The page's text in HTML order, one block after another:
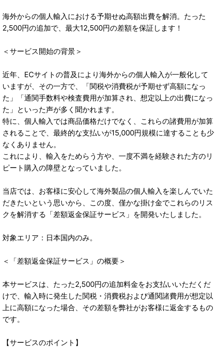
海外からの個人輸入における予期せぬ高額出費を解消。たった
2,500円の追加で、最大12,500円の差額を保証します！
＜サービス開始の背景＞
近年、ECサイトの普及により海外からの個人輸入が一般化して
いますが、その一方で、「関税や消費税が予期せず高額になっ
た」「通関手数料や検査費用が加算され、想定以上の出費になっ
た」といった声が多く聞かれます。
特に、個人輸入では商品価格だけでなく、これらの諸費用が加算
されることで、最終的な支払いが15,000円規模に達することも少
なくありません。
これにより、輸入をためらう方や、一度不満を経験された方のリ
ピート購入の障壁となっていました。
当店では、お客様に安心して海外製品の個人輸入を楽しんでいた
だきたいという思いから、この度、僅かな掛け金でこれらのリス
クを解消する「差額返金保証サービス」を開発いたしました。
対象エリア：日本国内のみ。
＜「差額返金保証サービス」の概要＞
本サービスは、たった2,500円の追加料金をお支払いいただくだ
けで、輸入時に発生した関税・消費税および通関諸費用が想定以
上に高額になった場合、その差額を弊社がお客様に返金するもの
です。
【サービスのポイント】